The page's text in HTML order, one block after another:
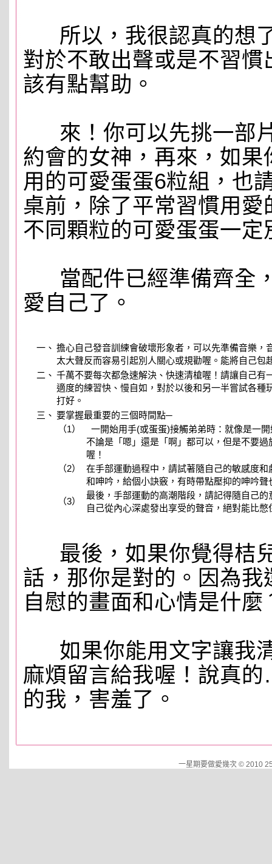
所以，我很認真的想
對於不敢出聲或是不習
該有點幫助。
來！你可以先挑一部
約會的女神，再來，如
用的可愛蛋蛋6粒組，也
桌前，除了平常習慣用
不同顆粒的可愛蛋蛋一定
當配件已經準備齊全
愛自己了。
一、 擔心自己發音訓練會破壞形象者，可以先準備音樂，
太大聲反而容易引起別人關心或規勸喔。能將自己包
二、 千萬不要每次都急速解決、快速清槍喔！請讓自己有
適度的練習快、慢自如，對於以後和另一半嘗試各種
打好。
三、 要掌握最重要的三個時間點─
（1）
一開始用手(或蛋蛋)接觸弟弟時：就像是一
不論是「嗯」還是「啊」都可以，但是不要
喔！
（2）
在手部運動過程中，請試著隨自己的敏感度
和呻吟，給個小訣竅，有時帶點壓抑的呻吟
（3）
最後，手部運動的高潮階段，請記得隨自己
自己從內心深處發出享受的聲音，絕對能比憋
最後，如果你覺得桔
話，那你是對的。因為
自慰的畫面和心情是什麼
如果你能用文字讓我
麻煩留言給我喔！說真
的我，害羞了。
一星期要做愛幾次 © 2010